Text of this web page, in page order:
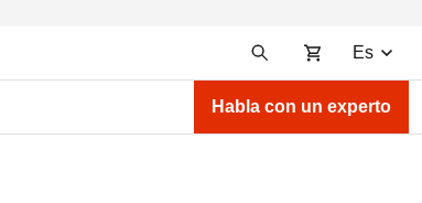
Es
Habla con un experto